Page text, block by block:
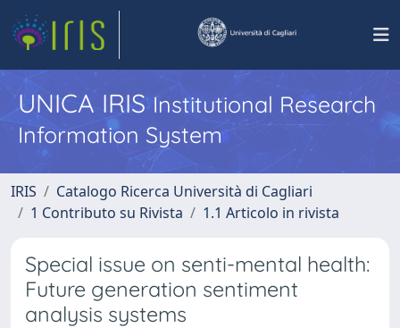
UNICA IRISInstitutional Research
Information System
IRIS
Catalogo Ricerca Università di Cagliari
1 Contributo su Rivista
1.1 Articolo in rivista
Special issue on senti-mental health:
Future generation sentiment
analysis systems